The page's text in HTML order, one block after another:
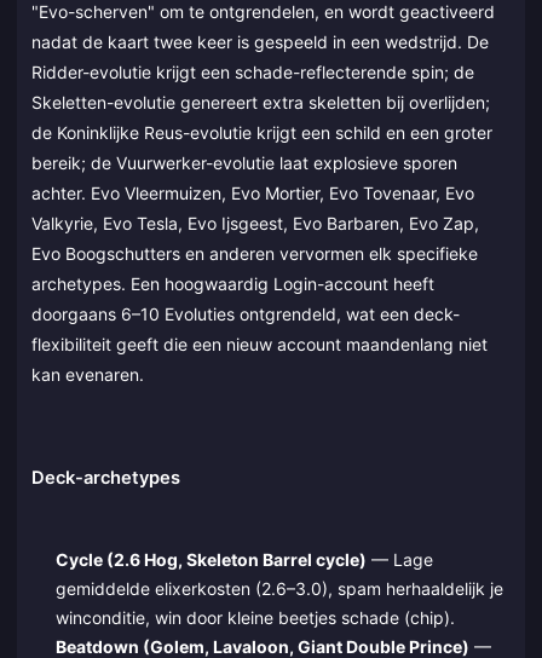
"Evo-scherven" om te ontgrendelen, en wordt geactiveerd
nadat de kaart twee keer is gespeeld in een wedstrijd. De
Ridder-evolutie krijgt een schade-reflecterende spin; de
Skeletten-evolutie genereert extra skeletten bij overlijden;
de Koninklijke Reus-evolutie krijgt een schild en een groter
bereik; de Vuurwerker-evolutie laat explosieve sporen
achter. Evo Vleermuizen, Evo Mortier, Evo Tovenaar, Evo
Valkyrie, Evo Tesla, Evo Ijsgeest, Evo Barbaren, Evo Zap,
Evo Boogschutters en anderen vervormen elk specifieke
archetypes. Een hoogwaardig Login-account heeft
doorgaans 6–10 Evoluties ontgrendeld, wat een deck-
flexibiliteit geeft die een nieuw account maandenlang niet
kan evenaren.
Deck-archetypes
Cycle (2.6 Hog, Skeleton Barrel cycle) — Lage
gemiddelde elixerkosten (2.6–3.0), spam herhaaldelijk je
winconditie, win door kleine beetjes schade (chip).
Beatdown (Golem, Lavaloon, Giant Double Prince) —